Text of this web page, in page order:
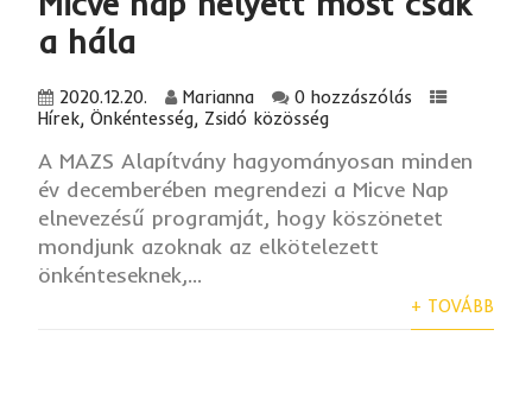
a hála
2020.12.20. Marianna
0 hozzászólás
Hírek,Önkéntesség, Zsidó közösség
A MAZS Alapítvány hagyományosan minden
év decemberében megrendezi a Micve Nap
elnevezésű programját, hogy köszönetet
mondjunk azoknak az elkötelezett
önkénteseknek,...
+ TOVÁBB